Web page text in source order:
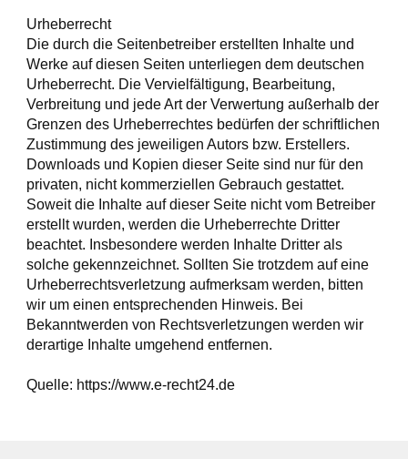
Urheberrecht
Die durch die Seitenbetreiber erstellten Inhalte und
Werke auf diesen Seiten unterliegen dem deutschen
Urheberrecht. Die Vervielfältigung, Bearbeitung,
Verbreitung und jede Art der Verwertung außerhalb der
Grenzen des Urheberrechtes bedürfen der schriftlichen
Zustimmung des jeweiligen Autors bzw. Erstellers.
Downloads und Kopien dieser Seite sind nur für den
privaten, nicht kommerziellen Gebrauch gestattet.
Soweit die Inhalte auf dieser Seite nicht vom Betreiber
erstellt wurden, werden die Urheberrechte Dritter
beachtet. Insbesondere werden Inhalte Dritter als
solche gekennzeichnet. Sollten Sie trotzdem auf eine
Urheberrechtsverletzung aufmerksam werden, bitten
wir um einen entsprechenden Hinweis. Bei
Bekanntwerden von Rechtsverletzungen werden wir
derartige Inhalte umgehend entfernen.
Quelle: https://www.e-recht24.de